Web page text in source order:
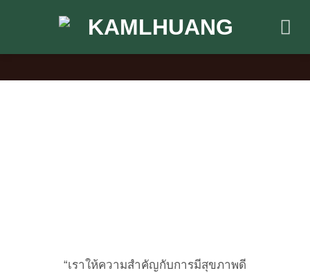
content
“เราให้ความสำคัญกับการมีสุขภาพดี